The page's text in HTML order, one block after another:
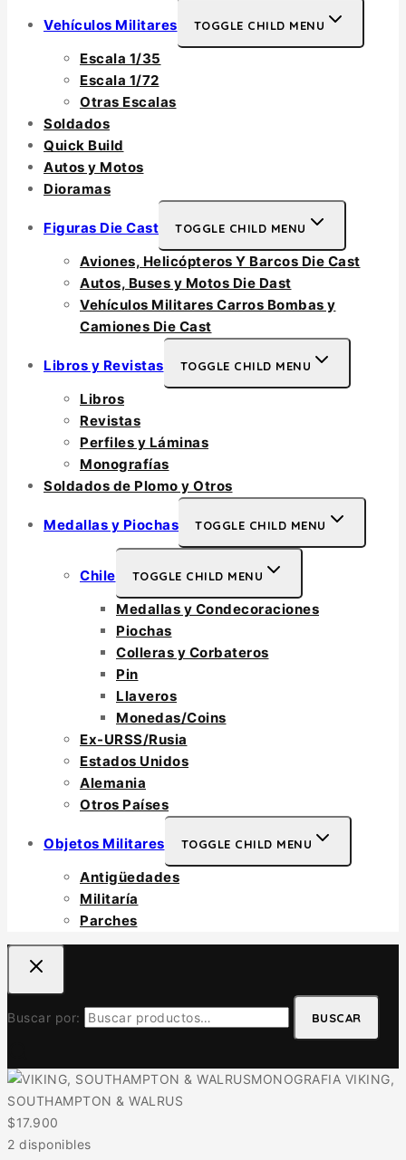
Vehículos Militares TOGGLE CHILD MENU
Escala 1/35
Escala 1/72
Otras Escalas
Soldados
Quick Build
Autos y Motos
Dioramas
Figuras Die Cast TOGGLE CHILD MENU
Aviones, Helicópteros Y Barcos Die Cast
Autos, Buses y Motos Die Dast
Vehículos Militares Carros Bombas y
Camiones Die Cast
Libros y Revistas TOGGLE CHILD MENU
Libros
Revistas
Perfiles y Láminas
Monografías
Soldados de Plomo y Otros
Medallas y Piochas TOGGLE CHILD MENU
Chile TOGGLE CHILD MENU
Medallas y Condecoraciones
Piochas
Colleras y Corbateros
Pin
Llaveros
Monedas/Coins
Ex-URSS/Rusia
Estados Unidos
Alemania
Otros Países
Objetos Militares TOGGLE CHILD MENU
Antigüedades
Militaría
Parches
Buscar por: BUSCAR
MONOGRAFIA VIKING,
SOUTHAMPTON & WALRUS
$17.900
2 disponibles